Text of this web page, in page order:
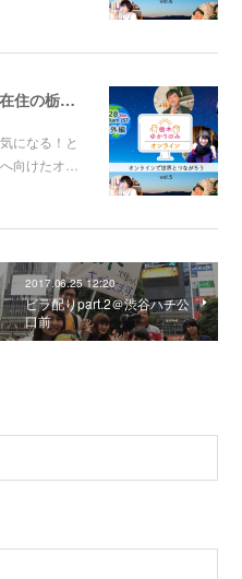
2021.03.28【海外編vol.5】海外在住の栃木ゆかりの人たち集合～～！！！
になる！と
向けたオ…
2017.06.25 12:20
ビラ配りpart.2＠渋谷ハチ公
口前